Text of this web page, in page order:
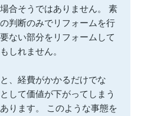
合そうではありません。 素
判断のみでリフォームを行
ない部分をリフォームして
しれません。
、経費がかかるだけでな
して価値が下がってしまう
ります。 このような事態を